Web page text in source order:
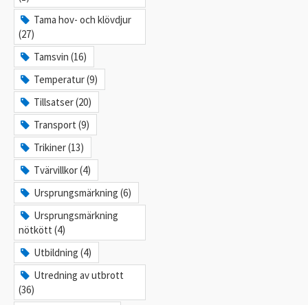
Tama hov- och klövdjur
(27)
Tamsvin (16)
Temperatur (9)
Tillsatser (20)
Transport (9)
Trikiner (13)
Tvärvillkor (4)
Ursprungsmärkning (6)
Ursprungsmärkning
nötkött (4)
Utbildning (4)
Utredning av utbrott
(36)